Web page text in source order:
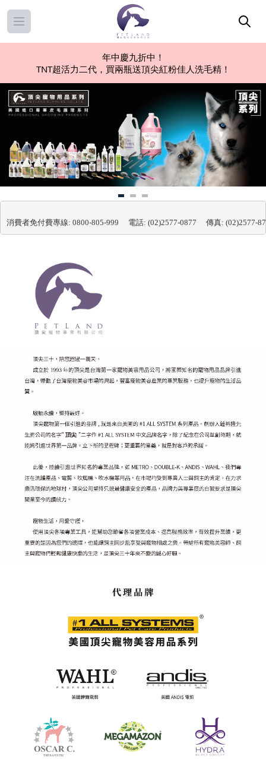
Open main menu
年中慶九折中！
TNT超活力二代，買兩瓶送頂尖紅粉佳人洗毛精！
消費者免付費專線: 0800-805-999　 電話: (02)2577-0877　 傳真: